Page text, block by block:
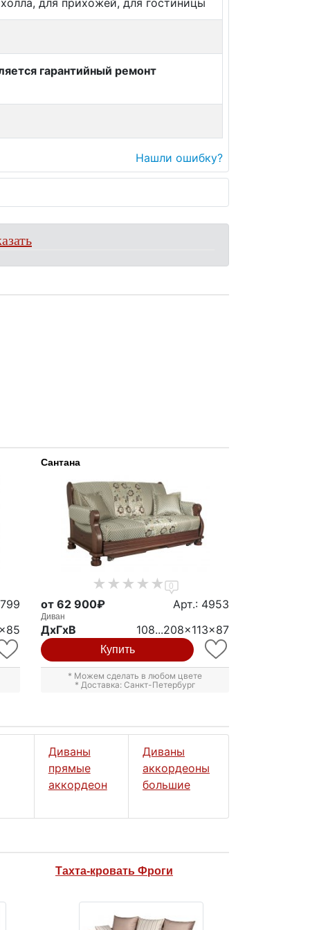
для прихожей, для гостиницы
гарантийный ремонт
Нашли ошибку?
Сантана
0
от 62 900₽ Арт.: 4953
Диван
ДxГxВ 108...208x113x87
Купить
* Можем сделать в любом цвете
* Доставка: Санкт-Петербург
Диваны
прямые
аккордеон
Диваны
аккордеоны
большие
Тахта-кровать Фроги